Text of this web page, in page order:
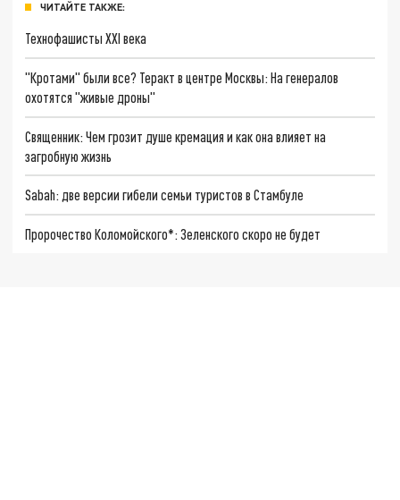
ЧИТАЙТЕ ТАКЖЕ:
Технофашисты XXI века
"Кротами" были все? Теракт в центре Москвы: На генералов
охотятся "живые дроны"
Священник: Чем грозит душе кремация и как она влияет на
загробную жизнь
Sabah: две версии гибели семьи туристов в Стамбуле
Пророчество Коломойского*: Зеленского скоро не будет